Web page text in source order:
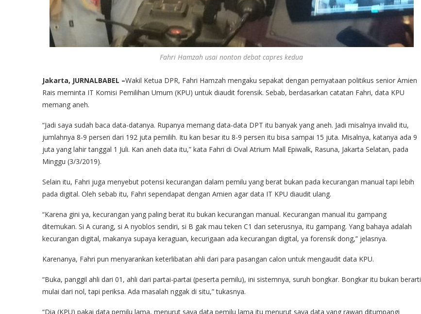
Fahri Hamzah usai nonton debat capres kedua
Jakarta, JURNALBABEL –Wakil Ketua DPR, Fahri Hamzah mengaku sepakat dengan pernyataan politikus senior Amien
Rais meminta IT Komisi Pemilihan Umum (KPU) untuk diaudit forensik. Sebab, berdasarkan catatan Fahri, data KPU
memang aneh.
“Jadi saya sudah baca data-datanya. Rupanya memang data-data DPT itu banyak yang aneh. Jadi misalnya invalid itu,
jumlahnya 8-9 persen dari 192 juta pemilih. Itu kan besar itu 8-9 persen itu bisa sampai 15 juta. Misalnya, katanya ada 9
juta yang lahir tanggal 1 Juli. Kan aneh data itu,” kata Fahri di Oval Atrium Mall Epiwalk, Rasuna, Jakarta Selatan, pada
Minggu (3/3/2019).
Selain itu, Fahri juga menyebut potensi kecurangan dalam pemilu yang berat bukan pada kecurangan manual tapi lebih
pada digital. Oleh sebab itu, Fahri sependapat dengan Amien agar data IT KPU diaudit ulang.
“Karena gini ya, kecurangan yang paling berat itu bukan kecurangan manual. Kecurangan manual itu gampang
ditemukan. Si A curang, si A nyoblos sendiri, si B gak mau teken C1 dan seterusnya, itu gampang. Yang bahaya adalah
kecurangan digital, makanya supaya keraguan, kecurigaan ada kecurangan digital, ya forensik dong,” jelasnya.
Karenanya, Fahri pun menyarankan keterlibatan ahli dari para pasangan calon untuk mengaudit data KPU.
“Buka, panggil ahli dari 01, ahli dari partai-partai (peserta pemilu), ini sistemnya, suruh bongkar. Bongkar itu bukan berarti
mulai dari nol, tapi periksa. Ada masalah nggak di situ,” tukasnya.
“Dia (KPU) pakai data pemilu lama, menurut saya data pemilu lama itu menurut saya data yang rawan ditumpangi